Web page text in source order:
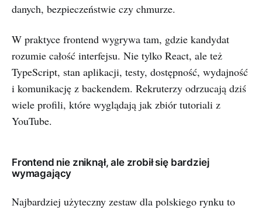
danych, bezpieczeństwie czy chmurze.
W praktyce frontend wygrywa tam, gdzie kandydat
rozumie całość interfejsu. Nie tylko React, ale też
TypeScript, stan aplikacji, testy, dostępność, wydajność
i komunikację z backendem. Rekruterzy odrzucają dziś
wiele profili, które wyglądają jak zbiór tutoriali z
YouTube.
Frontend nie zniknął, ale zrobił się bardziej
wymagający
Najbardziej użyteczny zestaw dla polskiego rynku to